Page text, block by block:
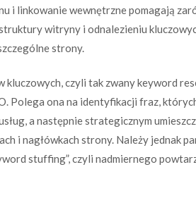
i linkowanie wewnętrzne pomagają
witryny i odnalezieniu
strony.
kluczowych, czyli tak zwany keyword
Polega ona na identyfikacji fraz,
a następnie strategicznym
i nagłówkach strony. Należy jednak
stuffing”, czyli nadmiernego